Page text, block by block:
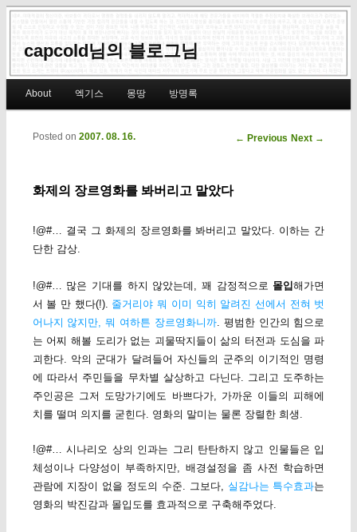
capcold님의 블로그님
Skip to primary content
Skip to secondary content
About 엑기스 몽땅 방명록
Post navigation
← Previous Next →
화제의 장르영화를 봐버리고 말았다
Posted on 2007. 08. 16.
!@#… 결국 그 화제의 장르영화를 봐버리고 말았다. 이하는 간
단한 감상.
!@#… 많은 기대를 하지 않았는데, 꽤 감정적으로 몰입해가면
서 볼 만 했다(!). 줄거리야 뭐 이미 익히 알려진 선에서 전혀 벗
어나지 않지만, 뭐 여하튼 장르영화니까. 평범한 인간의 힘으로
는 어찌 해볼 도리가 없는 괴물딱지들이 삶의 터전과 도심을 파
괴한다. 악의 군대가 달려들어 자신들의 군주의 이기적인 명령
에 따라서 주민들을 무차별 살상하고 다닌다. 그리고 도주하는
주인공은 그저 도망가기에도 바쁘다가, 가까운 이들의 피해에
치를 떨며 의지를 굳힌다. 영화의 말미는 물론 장렬한 희생.
!@#… 시나리오 상의 인과는 그리 탄탄하지 않고 인물들은 입
체성이나 다양성이 부족하지만, 배경설정을 좀 사전 학습하면
관람에 지장이 없을 정도의 수준. 그보다, 실감나는 특수효과는
영화의 박진감과 몰입도를 효과적으로 구축해주었다.